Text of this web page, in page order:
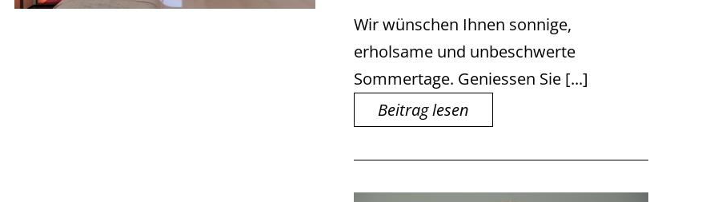
Wir wünschen Ihnen sonnige,
erholsame und unbeschwerte
Sommertage. Geniessen Sie [...]
Beitrag lesen